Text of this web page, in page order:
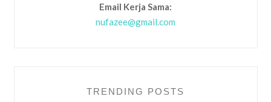
Email Kerja Sama:
nufazee@gmail.com
TRENDING POSTS